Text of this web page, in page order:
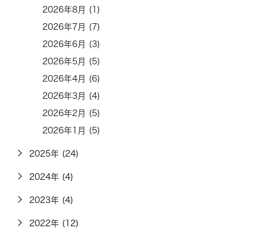
2026年8月 (1)
2026年7月 (7)
2026年6月 (3)
2026年5月 (5)
2026年4月 (6)
2026年3月 (4)
2026年2月 (5)
2026年1月 (5)
2025年 (24)
2024年 (4)
2023年 (4)
2022年 (12)